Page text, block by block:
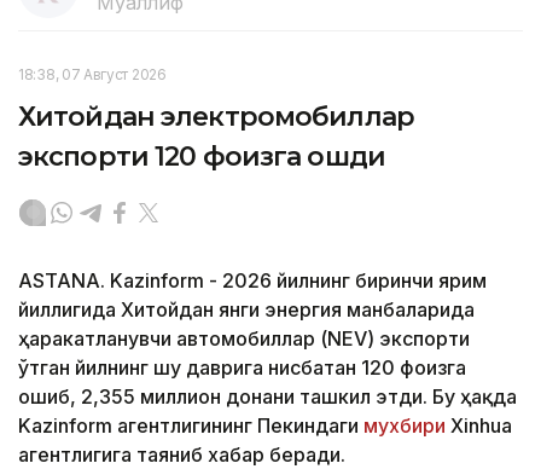
18:38, 07 Август 2026
Хитойдан электромобиллар
экспорти 120 фоизга ошди
ASTANA. Kazinform - 2026 йилнинг биринчи ярим
йиллигида Хитойдан янги энергия манбаларида
ҳаракатланувчи автомобиллар (NEV) экспорти
ўтган йилнинг шу даврига нисбатан 120 фоизга
ошиб, 2,355 миллион донани ташкил этди. Бу ҳақда
Kazinform агентлигининг Пекиндаги мухбири Xinhua
агентлигига таяниб хабар беради.